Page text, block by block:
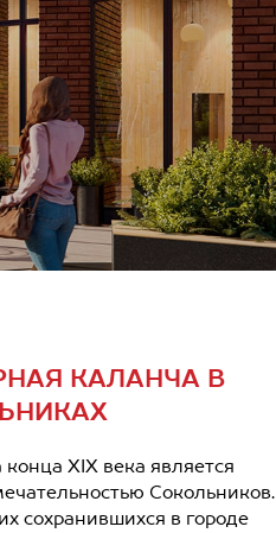
КАЛАНЧА В
конца XIX века является
сохранившихся в городе